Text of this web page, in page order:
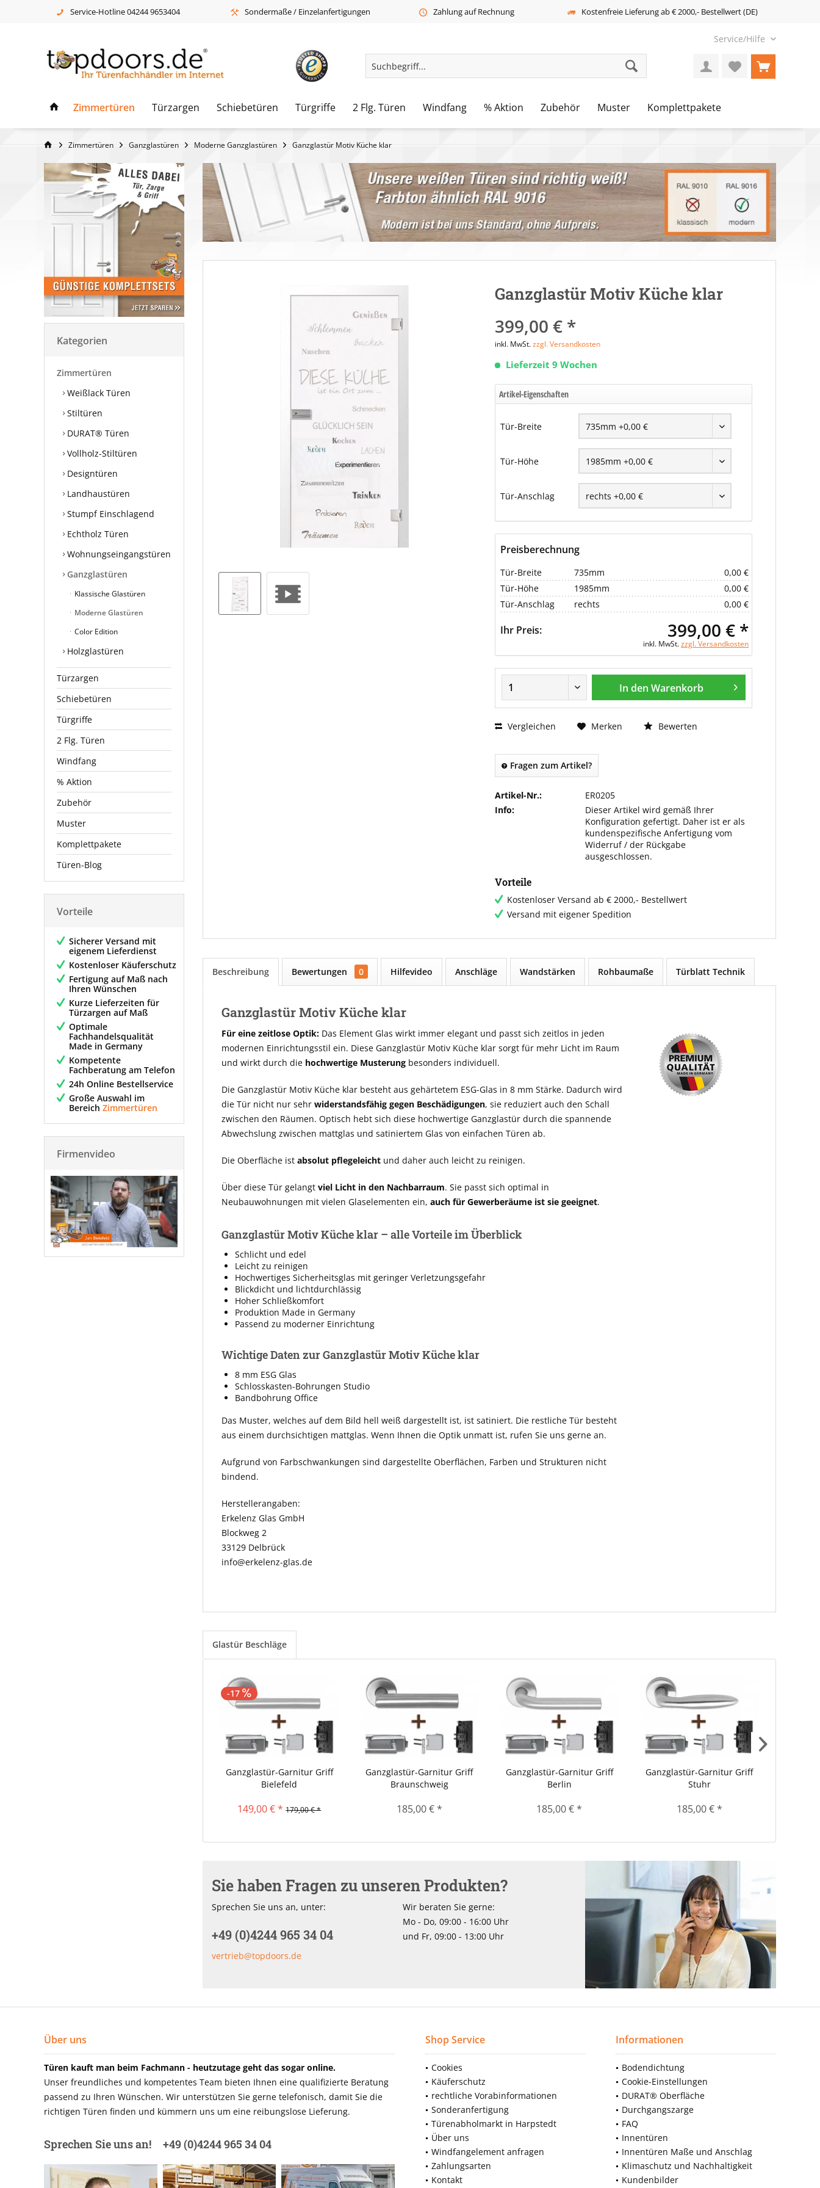
Service-Hotline 04244 9653404 Sondermaße / Einzelanfertigungen Zahlung auf Rechnung Kostenfreie Lieferung ab € 2000,- Bestellwert (DE)
Service/Hilfe
Zimmertüren Türzargen Schiebetüren Türgriffe 2 Flg. Türen Windfang % Aktion Zubehör Muster Komplettpakete
Zimmertüren Ganzglastüren Moderne Ganzglastüren Ganzglastür Motiv Küche klar
Kategorien
Zimmertüren
Weißlack Türen
Stiltüren
DURAT® Türen
Vollholz-Stiltüren
Designtüren
Landhaustüren
Stumpf Einschlagend
Echtholz Türen
Wohnungseingangstüren
Ganzglastüren
Klassische Glastüren
Moderne Glastüren
Color Edition
Holzglastüren
Türzargen
Schiebetüren
Türgriffe
2 Flg. Türen
Windfang
% Aktion
Zubehör
Muster
Komplettpakete
Türen-Blog
Vorteile
Sicherer Versand mit
eigenem Lieferdienst
Kostenloser Käuferschutz
Fertigung auf Maß nach
Ihren Wünschen
Kurze Lieferzeiten für
Türzargen auf Maß
Optimale
Fachhandelsqualität
Made in Germany
Kompetente
Fachberatung am Telefon
24h Online Bestellservice
Große Auswahl im
Bereich Zimmertüren
Firmenvideo
Ganzglastür Motiv Küche klar
399,00 € *
inkl. MwSt.zzgl. Versandkosten
Lieferzeit 9 Wochen
Artikel-Eigenschaften
Tür-Breite
Tür-Höhe
Tür-Anschlag
Preisberechnung
Tür-Breite 735mm
0,00 €
Tür-Höhe
1985mm
0,00 €
Tür-Anschlag
rechts 0,00 €
Ihr Preis: 399,00 € *
inkl. MwSt.zzgl. Versandkosten
In den Warenkorb
Vergleichen Merken Bewerten
Fragen zum Artikel?
Artikel-Nr.:
ER0205
Info:
Dieser Artikel wird gemäß Ihrer
Konfiguration gefertigt. Daher ist er als
kundenspezifische Anfertigung vom
Widerruf / der Rückgabe
ausgeschlossen.
Vorteile
Kostenloser Versand ab € 2000,- Bestellwert
Versand mit eigener Spedition
Beschreibung Bewertungen 0 Hilfevideo Anschläge Wandstärken Rohbaumaße Türblatt Technik
Ganzglastür Motiv Küche klar
Für eine zeitlose Optik: Das Element Glas wirkt immer elegant und passt sich zeitlos in jeden
modernen Einrichtungsstil ein. Diese Ganzglastür Motiv Küche klar sorgt für mehr Licht im Raum
und wirkt durch die hochwertige Musterung besonders individuell.
Die Ganzglastür Motiv Küche klar besteht aus gehärtetem ESG-Glas in 8 mm Stärke. Dadurch wird
die Tür nicht nur sehr widerstandsfähig gegen Beschädigungen, sie reduziert auch den Schall
zwischen den Räumen. Optisch hebt sich diese hochwertige Ganzglastür durch die spannende
Abwechslung zwischen mattglas und satiniertem Glas von einfachen Türen ab.
Die Oberfläche ist absolut pflegeleicht und daher auch leicht zu reinigen.
Über diese Tür gelangt viel Licht in den Nachbarraum. Sie passt sich optimal in
Neubauwohnungen mit vielen Glaselementen ein, auch für Gewerberäume ist sie geeignet.
Ganzglastür Motiv Küche klar – alle Vorteile im Überblick
Schlicht und edel
Leicht zu reinigen
Hochwertiges Sicherheitsglas mit geringer Verletzungsgefahr
Blickdicht und lichtdurchlässig
Hoher Schließkomfort
Produktion Made in Germany
Passend zu moderner Einrichtung
Wichtige Daten zur Ganzglastür Motiv Küche klar
8 mm ESG Glas
Schlosskasten-Bohrungen Studio
Bandbohrung Office
Das Muster, welches auf dem Bild hell weiß dargestellt ist, ist satiniert. Die restliche Tür besteht
aus einem durchsichtigen mattglas. Wenn Ihnen die Optik unmatt ist, rufen Sie uns gerne an.
Aufgrund von Farbschwankungen sind dargestellte Oberflächen, Farben und Strukturen nicht
bindend.
Herstellerangaben:
Erkelenz Glas GmbH
Blockweg 2
33129 Delbrück
info@erkelenz-glas.de
Glastür Beschläge
-17
Ganzglastür-Garnitur Griff
Bielefeld
149,00 € * 179,00 € *
Ganzglastür-Garnitur Griff
Braunschweig
185,00 € *
Ganzglastür-Garnitur Griff
Berlin
185,00 € *
Ganzglastür-Garnitur Griff
Stuhr
185,00 € *
Sie haben Fragen zu unseren Produkten?
Sprechen Sie uns an, unter:
+49 (0)4244 965 34 04
vertrieb@topdoors.de
Wir beraten Sie gerne:
Mo - Do, 09:00 - 16:00 Uhr
und Fr, 09:00 - 13:00 Uhr
Über uns
Türen kauft man beim Fachmann - heutzutage geht das sogar online.
Unser freundliches und kompetentes Team bieten Ihnen eine qualifizierte Beratung
passend zu Ihren Wünschen. Wir unterstützen Sie gerne telefonisch, damit Sie die
richtigen Türen finden und kümmern uns um eine reibungslose Lieferung.
Sprechen Sie uns an! +49 (0)4244 965 34 04
Shop Service
Cookies
Käuferschutz
rechtliche Vorabinformationen
Sonderanfertigung
Türenabholmarkt in Harpstedt
Über uns
Windfangelement anfragen
Zahlungsarten
Kontakt
Informationen
Bodendichtung
Cookie-Einstellungen
DURAT® Oberfläche
Durchgangszarge
FAQ
Innentüren
Innentüren Maße und Anschlag
Klimaschutz und Nachhaltigkeit
Kundenbilder